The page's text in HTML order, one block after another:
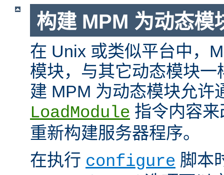
构建 MPM 为动态模
在 Unix 或类似平台中，
模块，与其它动态模块
建 MPM 为动态模块允许
LoadModule 指令内容
重新构建服务器程序。
在执行 configure 脚本